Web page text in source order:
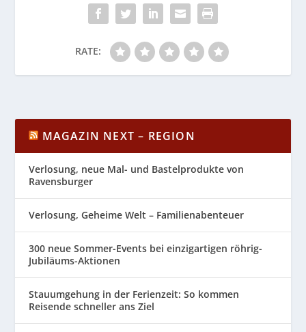
RATE:
MAGAZIN NEXT – REGION
Verlosung, neue Mal- und Bastelprodukte von
Ravensburger
Verlosung, Geheime Welt – Familienabenteuer
300 neue Sommer-Events bei einzigartigen röhrig-
Jubiläums-Aktionen
Stauumgehung in der Ferienzeit: So kommen
Reisende schneller ans Ziel